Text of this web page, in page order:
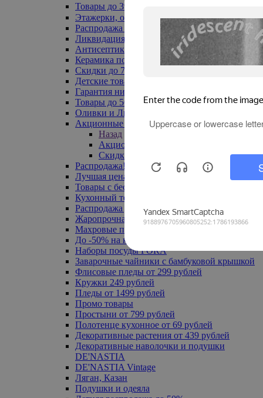
Товары до 399₽
Этажерки, обувницы
Распродажа текстиля до -50%
Ликвидация до -70%
Антисептики
Керамика по 129 руб
Скидки до 70%
Детские товары
Гарантия низкой цены
Товары до 500 руб
Оливки и Лимоны
Акционные товары
Назад
Акционные товары
Скидка 20% по промокоду
Распродажа! Ульяновск до -70%
Лучшая цена
Товары с бесплатной доставкой
Кухонный текстиль
Распродажа до -50%
Жаропрочная посуда
Махровые полотенца
До -50% на ковры
Наборы посуды FORA
Заварочные чайники с бамбуковой крышкой
Флисовые пледы от 299 рублей
Кружки 249 рублей
Пледы от 1499 рублей
Промо товары
Простыни от 799 рублей
Полотенце кухонное от 69 рублей
Декоративные растения от 439 рублей
Декоративные наволочки и подушки
DE'NASTIA
DE'NASTIA Vintage
Ляган, Казан
Подушки и одеяла